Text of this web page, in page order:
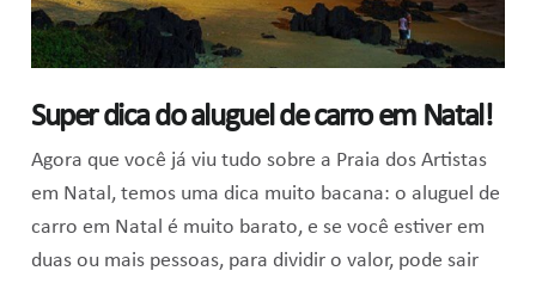
Super dica do aluguel de carro em Natal!
Agora que você já viu tudo sobre a Praia dos Artistas
em Natal, temos uma dica muito bacana: o aluguel de
carro em Natal é muito barato, e se você estiver em
duas ou mais pessoas, para dividir o valor, pode sair